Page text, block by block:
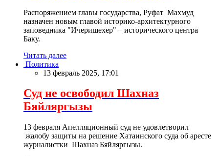
Распоряжением главы государства, Руфат Махмуд
назначен новым главой историко-архитектурного
заповедника "Ичеришехер" – исторического центра
Баку.
Читать далее
Политика
13 февраль 2025, 17:01
Суд не освободил Шахназ
Бяйляргызы
13 февраля Апелляционный суд не удовлетворил
жалобу защиты на решение Хатаинского суда об аресте
журналистки Шахназ Бяйляргызы.